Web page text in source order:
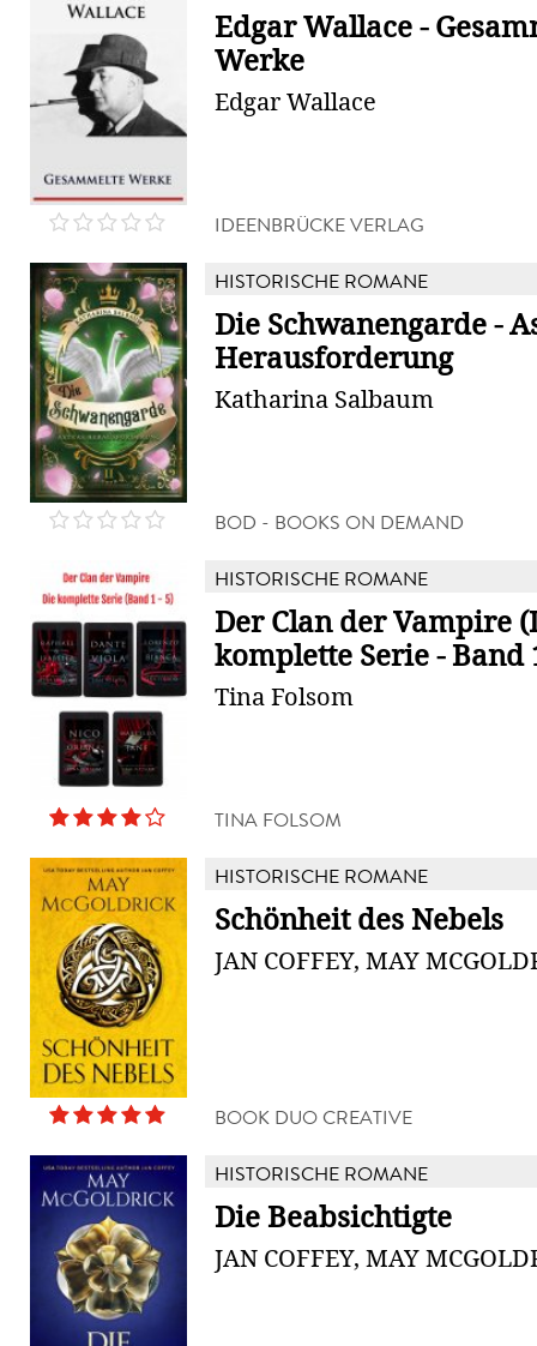
Edgar Wallace -
Werke
Edgar Wallace
IDEENBRÜCKE VERLAG
HISTORISCHE ROMANE
Die Schwanengarde -
Herausforderung
Katharina Salbaum
BOD - BOOKS ON DEMAND
HISTORISCHE ROMANE
Der Clan der Vampire
komplette Serie - Band
Tina Folsom
TINA FOLSOM
HISTORISCHE ROMANE
Schönheit des Nebels
JAN COFFEY, MAY
BOOK DUO CREATIVE
HISTORISCHE ROMANE
Die Beabsichtigte
JAN COFFEY, MAY